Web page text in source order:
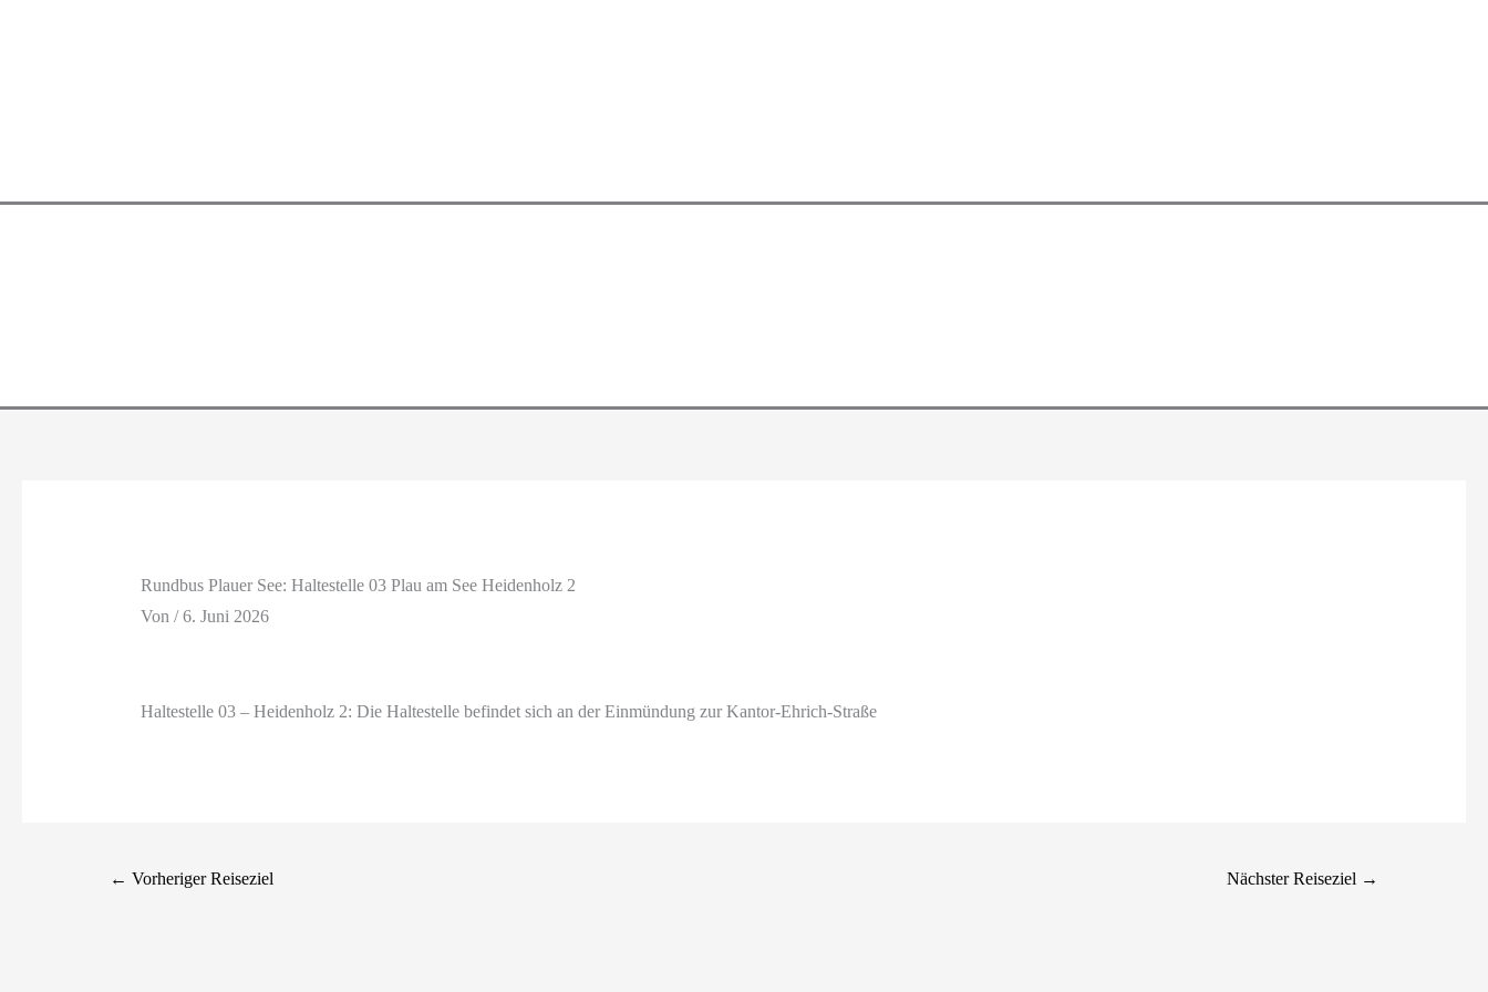
Rundbus Plauer See: Haltestelle 03 Plau am See Heidenholz 2
Von /6. Juni 2026
Haltestelle 03 – Heidenholz 2: Die Haltestelle befindet sich an der Einmündung zur Kantor-Ehrich-Straße
← Vorheriger Reiseziel Nächster Reiseziel →